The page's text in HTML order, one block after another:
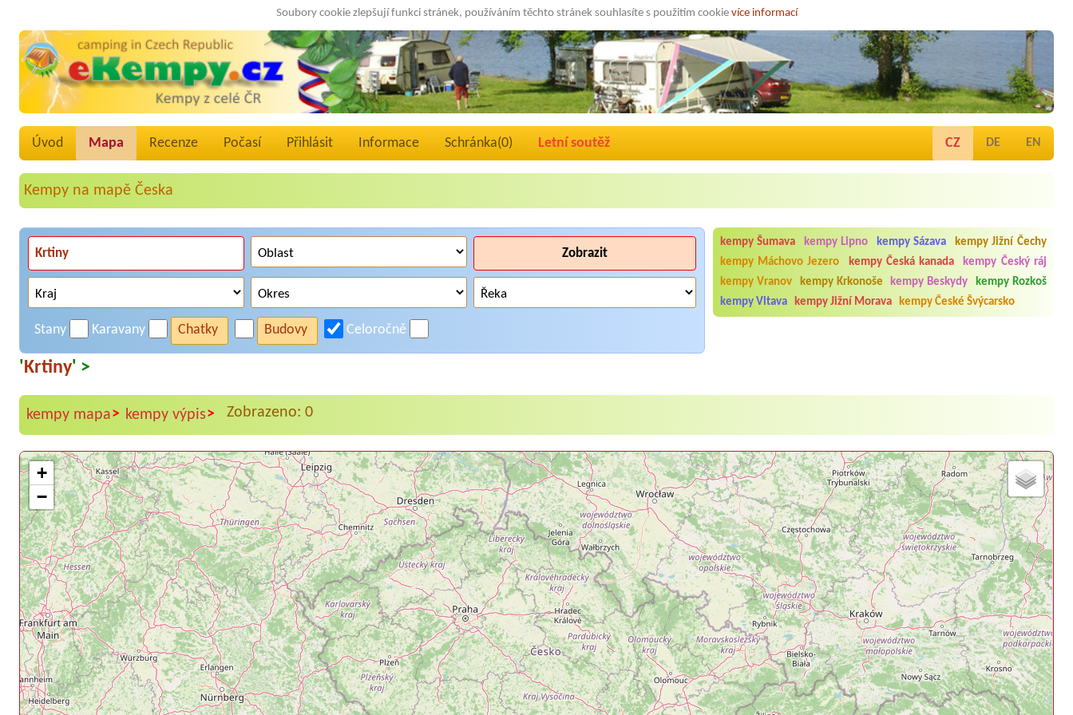
Soubory cookie zlepšují funkci stránek, používáním těchto stránek souhlasíte s použitím cookie více informací
Úvod Mapa Recenze Počasí Přihlásit Informace Schránka(0) Letní soutěž CZ DE EN
Kempy na mapě Česka
Zobrazit
Stany Karavany Chatky Budovy Celoročně
kempy Šumava kempy Lipno kempy Sázava
kempy Jižní Čechy
kempy Máchovo Jezero
kempy Česká kanada
kempy Český ráj
kempy Vranov
kempy Krkonoše kempy Beskydy
kempy Rozkoš
kempy Vltava
kempy Jižní Morava kempy České Švýcarsko
'Krtiny' >
kempy mapa> kempy výpis> Zobrazeno: 0
+
−